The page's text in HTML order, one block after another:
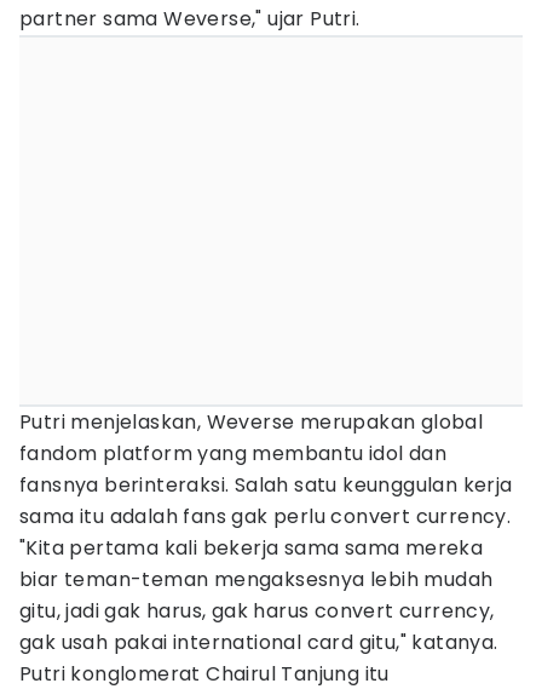
partner sama Weverse," ujar Putri.
Putri menjelaskan, Weverse merupakan global
fandom platform yang membantu idol dan
fansnya berinteraksi. Salah satu keunggulan kerja
sama itu adalah fans gak perlu convert currency.
"Kita pertama kali bekerja sama sama mereka
biar teman-teman mengaksesnya lebih mudah
gitu, jadi gak harus, gak harus convert currency,
gak usah pakai international card gitu," katanya.
Putri konglomerat Chairul Tanjung itu